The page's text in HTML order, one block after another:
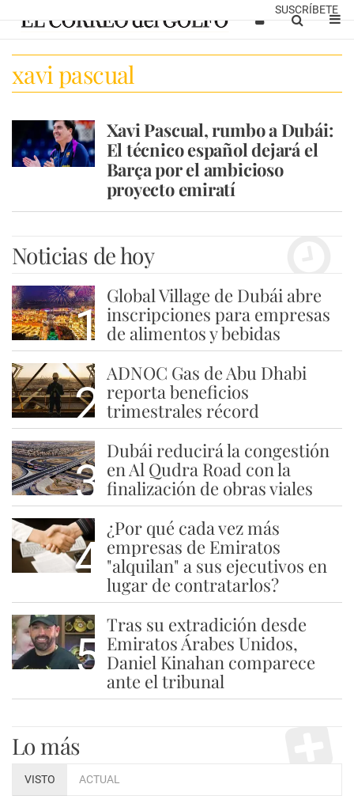
SUSCRÍBETE
xavi pascual
Xavi Pascual, rumbo a Dubái:
El técnico español dejará el
Barça por el ambicioso
proyecto emiratí
Noticias de hoy
1
Global Village de Dubái abre
inscripciones para empresas
de alimentos y bebidas
2
ADNOC Gas de Abu Dhabi
reporta beneficios
trimestrales récord
3
Dubái reducirá la congestión
en Al Qudra Road con la
finalización de obras viales
4
¿Por qué cada vez más
empresas de Emiratos
"alquilan" a sus ejecutivos en
lugar de contratarlos?
5
Tras su extradición desde
Emiratos Árabes Unidos,
Daniel Kinahan comparece
ante el tribunal
Lo más
VISTO ACTUAL